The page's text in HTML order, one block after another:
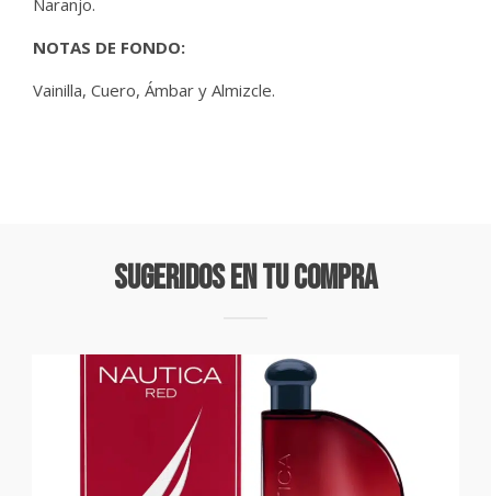
NOTAS DE FONDO:
Vainilla, Cuero, Ámbar y Almizcle.
Sugeridos En Tu Compra